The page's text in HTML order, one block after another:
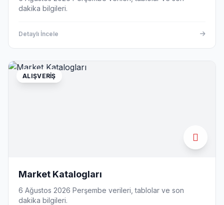
dakika bilgileri.
Detaylı İncele
ALIŞVERIŞ
Market Katalogları
6 Ağustos 2026 Perşembe verileri, tablolar ve son
dakika bilgileri.